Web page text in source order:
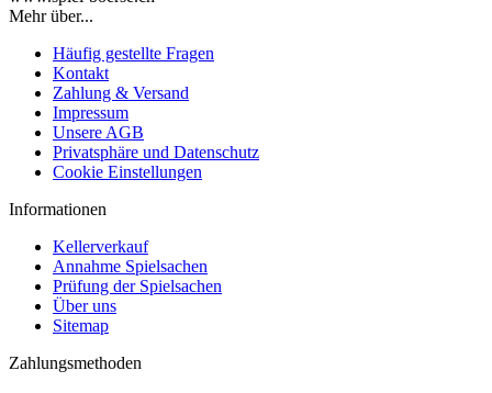
Mehr über...
Häufig gestellte Fragen
Kontakt
Zahlung & Versand
Impressum
Unsere AGB
Privatsphäre und Datenschutz
Cookie Einstellungen
Informationen
Kellerverkauf
Annahme Spielsachen
Prüfung der Spielsachen
Über uns
Sitemap
Zahlungsmethoden